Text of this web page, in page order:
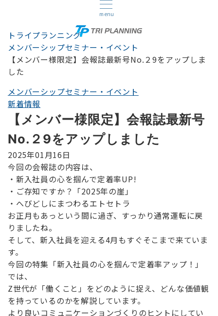
menu
トライプランニング
メンバーシップセミナー・イベント
【メンバー様限定】会報誌最新号No.２9をアップしま
した
メンバーシップセミナー・イベント
新着情報
【メンバー様限定】会報誌最新号
No.２9をアップしました
2025年01月16日
今回の会報誌の内容は、
・新入社員の心を掴んで定着率UP!
・ご存知ですか？「2025年の崖」
・へびどしにまつわるエトセトラ
お正月もあっという間に過ぎ、すっかり通常運転に戻
りましたね。
そして、新入社員を迎える4月もすぐそこまで来ていま
す。
今回の特集「新入社員の心を掴んで定着率アップ！」
では、
Z世代が「働くこと」をどのように捉え、どんな価値観
を持っているのかを解説しています。
より良いコミュニケーションづくりのヒントにしてい